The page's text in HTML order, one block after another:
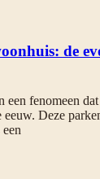
de
een fenomeen
Deze